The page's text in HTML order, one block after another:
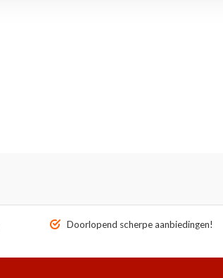
Doorlopend scherpe aanbiedingen!